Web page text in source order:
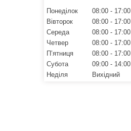
Понеділок 08:00
17:00
Вівторок
08:00
17:00
Середа
08:00
17:00
Четвер
08:00
17:00
Пʼятниця
08:00
17:00
Субота
09:00
14:00
Неділя
Вихідний